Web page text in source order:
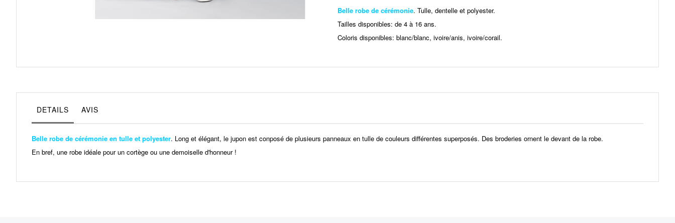
the
Belle robe de cérémonie. Tulle, dentelle et polyester.
Tailles disponibles: de 4 à 16 ans.
Coloris disponibles: blanc/blanc, ivoire/anis, ivoire/corail.
DETAILS
Belle robe de cérémonie en tulle et polyester. Long et élégant, le jupon est conposé de plusieurs panneaux en tulle de couleurs différentes superposés. Des broderies ornent le devant de la robe.
En bref, une robe idéale pour un cortège ou une demoiselle d'honneur !
AVIS